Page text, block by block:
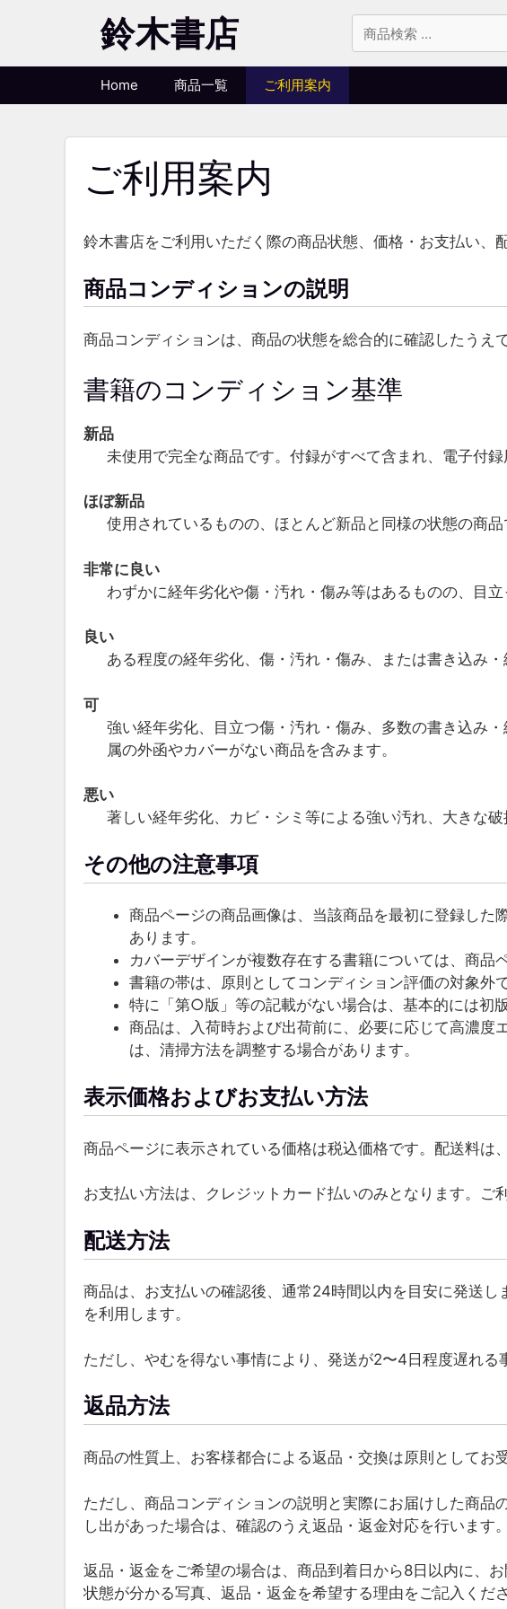
ツ
鈴木書店
検
索
象:
Home 商品一覧 ご利用案内
ご利用案内
鈴木書店をご利用いただく際の商品状態、価格・お支払い、
商品コンディションの説明
商品コンディションは、商品の状態を総合的に確認したうえ
書籍のコンディション基準
新品
未使用で完全な商品です。付録がすべて含まれ、電子付
ほぼ新品
使用されているものの、ほとんど新品と同様の状態の商品
非常に良い
わずかに経年劣化や傷・汚れ・傷み等はあるものの、目
良い
ある程度の経年劣化、傷・汚れ・傷み、または書き込み
可
強い経年劣化、目立つ傷・汚れ・傷み、多数の書き込み
属の外函やカバーがない商品を含みます。
悪い
著しい経年劣化、カビ・シミ等による強い汚れ、大きな
その他の注意事項
商品ページの商品画像は、当該商品を最初に登録し
あります。
カバーデザインが複数存在する書籍については、商品
書籍の帯は、原則としてコンディション評価の対象外
特に「第○版」等の記載がない場合は、基本的には初
商品は、入荷時および出荷前に、必要に応じて高濃度
は、清掃方法を調整する場合があります。
表示価格およびお支払い方法
商品ページに表示されている価格は税込価格です。配送料は
お支払い方法は、クレジットカード払いのみとなります。ご
配送方法
商品は、お支払いの確認後、通常24時間以内を目安に発送
を利用します。
ただし、やむを得ない事情により、発送が2〜4日程度遅れ
返品方法
商品の性質上、お客様都合による返品・交換は原則としてお
ただし、商品コンディションの説明と実際にお届けした商
し出があった場合は、確認のうえ返品・返金対応を行います
返品・返金をご希望の場合は、商品到着日から8日以内に、
状態が分かる写真、返品・返金を希望する理由をご記入くださ